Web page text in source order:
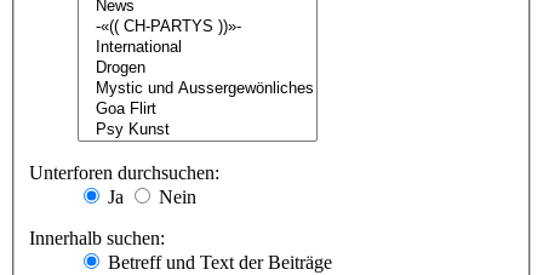
Unterforen durchsuchen:
Ja
Nein
Innerhalb suchen:
Betreff und Text der Beiträge